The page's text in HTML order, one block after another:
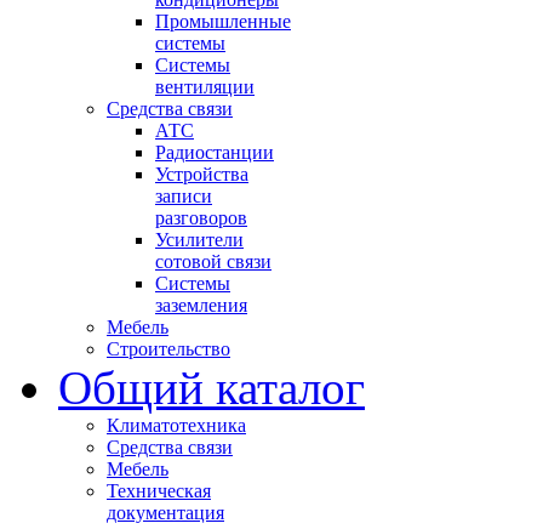
Промышленные
системы
Системы
вентиляции
Средства связи
АТС
Радиостанции
Устройства
записи
разговоров
Усилители
сотовой связи
Системы
заземления
Мебель
Строительство
Общий каталог
Климатотехника
Средства связи
Мебель
Техническая
документация